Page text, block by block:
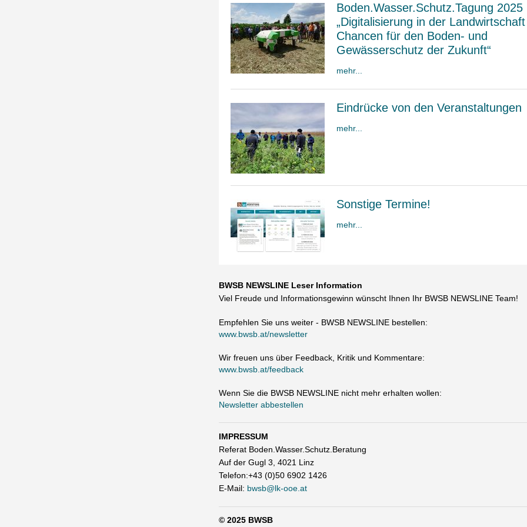
Boden.Wasser.Schutz.Tagung 2025
„Digitalisierung in der
Chancen für den Boden- und
Gewässerschutz der Zukunft“
mehr...
Eindrücke von den Veranstaltungen
mehr...
Sonstige Termine!
mehr...
BWSB NEWSLINE Leser Information
Viel Freude und Informationsgewinn wünscht Ihnen Ihr BWSB NEWSLINE Team!
Empfehlen Sie uns weiter - BWSB NEWSLINE bestellen:
www.bwsb.at/newsletter
Wir freuen uns über Feedback, Kritik und Kommentare:
www.bwsb.at/feedback
Wenn Sie die BWSB NEWSLINE nicht mehr erhalten wollen:
Newsletter abbestellen
IMPRESSUM
Referat Boden.Wasser.Schutz.Beratung
Auf der Gugl 3, 4021 Linz
Telefon:+43 (0)50 6902 1426
E-Mail: bwsb@lk-ooe.at
© 2025 BWSB